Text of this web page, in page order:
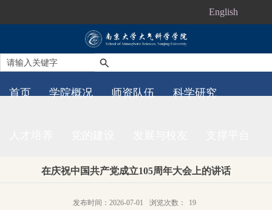
English
首页 学院概况 师资队伍 科学研究
在庆祝中国共产党成立105周年大会上的讲话
发布时间：2026-07-01 浏览次数： 19